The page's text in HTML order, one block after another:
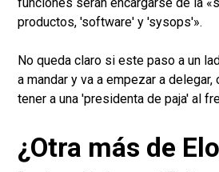
productos, 'software' y 'sysops'».
No queda claro si este paso a un
a mandar y va a empezar a
tener a una 'presidenta de paja' al
¿Otra más de